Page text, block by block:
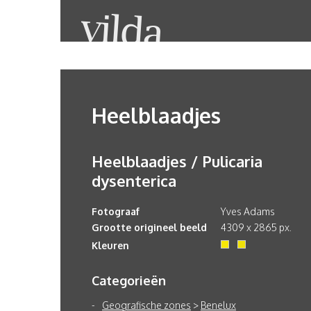
Heelblaadjes
Heelblaadjes / Pulicaria
dysenterica
Fotograaf
Yves Adams
Grootte origineel beeld
4309 x 2865 px.
Kleuren
Categorieën
Geografische zones > Benelux